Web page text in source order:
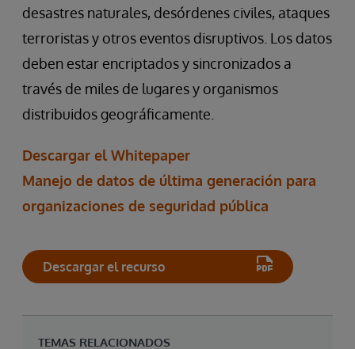
desastres naturales, desórdenes civiles, ataques
terroristas y otros eventos disruptivos. Los datos
deben estar encriptados y sincronizados a
través de miles de lugares y organismos
distribuidos geográficamente.
Descargar el Whitepaper
Manejo de datos de última generación para
organizaciones de seguridad pública
Descargar el recurso
TEMAS RELACIONADOS